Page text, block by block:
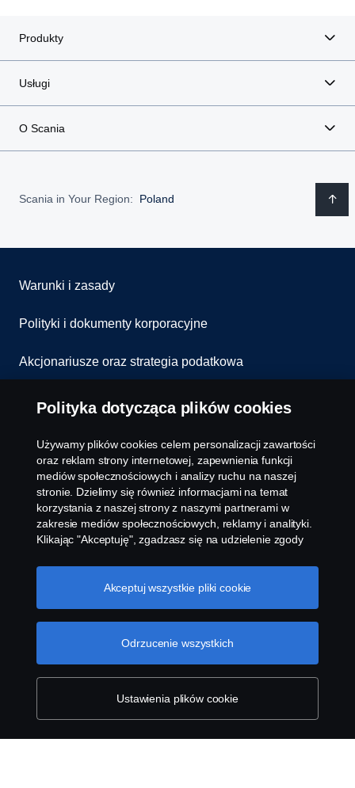
Produkty
Usługi
O Scania
Scania in Your Region: Poland
Warunki i zasady
Polityki i dokumenty korporacyjne
Akcjonariusze oraz strategia podatkowa
Informowanie o nieprawidłowościach
Kontakt
Komunikaty
Ustawienie plików cookies
© Copyright Scania 2026 All rights reserved. Scania
Polska S.A. Al. Katowicka 316, 05-830 Nadarzyn,
Polska Tel: +48 22 356 01 00
Polityka dotycząca plików cookies
Używamy plików cookies celem personalizacji zawartości
oraz reklam strony internetowej, zapewnienia funkcji
mediów społecznościowych i analizy ruchu na naszej
stronie. Dzielimy się również informacjami na temat
korzystania z naszej strony z naszymi partnerami w
zakresie mediów społecznościowych, reklamy i analityki.
Klikając "Akceptuję", zgadzasz się na udzielenie zgody
się informacjami. Możesz również zarządzać swoimi
plikami cookies, klikając na "Ustawienia plików cookies" i
sekcję dotyczącą plików cookies, którą można znaleźć
klikając na link poniżej tego tekstu. Cookie policy
Ustawienia plików cookie
Odrzucenie wszystkich
Akceptuj wszystkie pliki cookie